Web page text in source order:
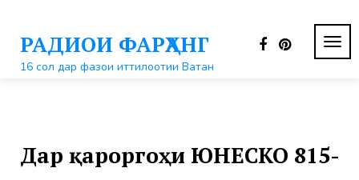
контентуРАДИОИ ФАРҲАНГ
16 сол дар фазои иттилоотии Ватан
Дар қароргоҳи ЮНЕСКО 815-